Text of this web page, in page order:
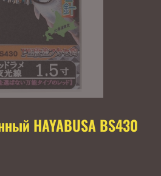
HAYABUSA BS430